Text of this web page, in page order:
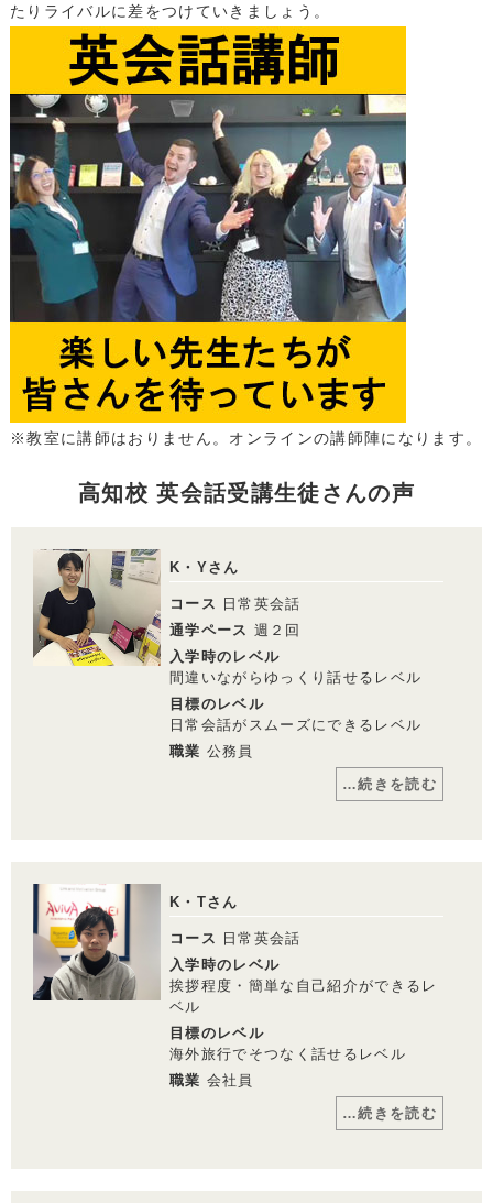
たりライバルに差をつけていきましょう。
※教室に講師はおりません。オンラインの講師陣になります。
高知校 英会話受講生徒さんの声
K・Yさん
コース 日常英会話
通学ペース 週２回
入学時のレベル
間違いながらゆっくり話せるレベル
目標のレベル
日常会話がスムーズにできるレベル
職業 公務員
…続きを読む
一般職に合格しました！国家公務員として
来春4月からのスタートまでの充電期間を
利用して何か役立つものをと考えたとき、
英会話だと思いました。
外国人観光客の増加や外国人就労者の増加
と、ますます国際化が進む中、仕事上、英
語ができるという事は大きな資産になると
考えたからです。また旅行が趣味なので海
外旅行の際、話せると旅の楽しさが倍増す
ると考えたことも学習理由の一つです。
K・Tさん
コース 日常英会話
入学時のレベル
挨拶程度・簡単な自己紹介ができるレ
ベル
目標のレベル
海外旅行でそつなく話せるレベル
職業 会社員
…続きを読む